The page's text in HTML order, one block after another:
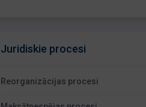
Juridiskie procesi
Reorganizācijas procesi